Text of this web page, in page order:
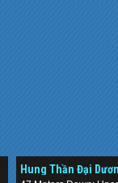
Hung Thần Đại